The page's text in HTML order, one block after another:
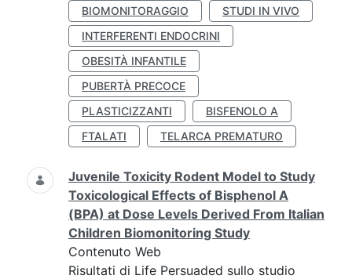
BIOMONITORAGGIO
STUDI IN VIVO
INTERFERENTI ENDOCRINI
OBESITÀ INFANTILE
PUBERTÀ PRECOCE
PLASTICIZZANTI
BISFENOLO A
FTALATI
TELARCA PREMATURO
Juvenile Toxicity Rodent Model to Study
Toxicological Effects of Bisphenol A
(BPA) at Dose Levels Derived From Italian
Children Biomonitoring Study
Contenuto Web
Risultati di Life Persuaded sullo studio